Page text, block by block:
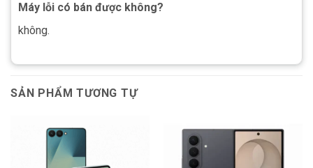
Máy lỗi có bán được không?
không.
SẢN PHẨM TƯƠNG TỰ